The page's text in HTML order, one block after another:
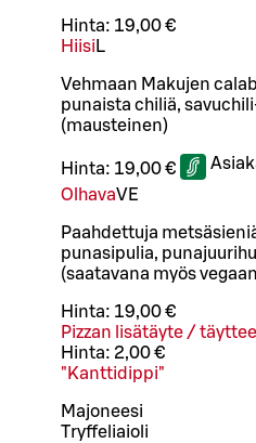
Hinta: 19,00 €
Hiisi L
Vehmaan Makujen
punaista chiliä,
(mausteinen)
Hinta: 19,00 €
OlhavaVE
Paahdettuja
punasipulia,
(saatavana myös
Hinta: 19,00 €
Pizzan lisätäyte /
Hinta: 2,00 €
"Kanttidippi"
Majoneesi
Tryffeliaioli